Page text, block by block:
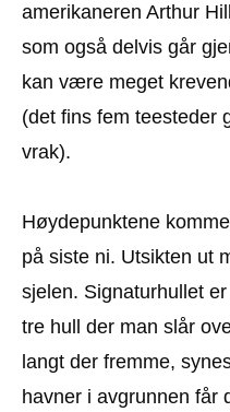
amerikaneren Arthur
som også delvis går
kan være meget
(det fins fem teesteder
vrak).
Høydepunktene
på siste ni. Utsikten ut
sjelen. Signaturhullet
tre hull der man slår
langt der fremme,
havner i avgrunnen får